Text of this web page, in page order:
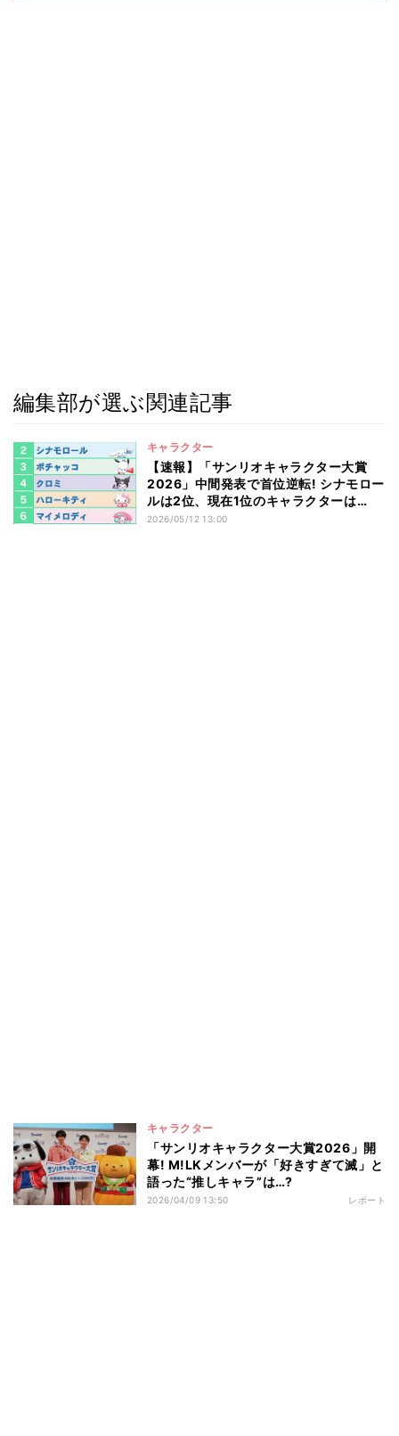
編集部が選ぶ関連記事
キャラクター
【速報】「サンリオキャラクター大賞
2026」中間発表で首位逆転! シナモロー
ルは2位、現在1位のキャラクターは…
2026/05/12 13:00
キャラクター
「サンリオキャラクター大賞2026」開
幕! M!LKメンバーが「好きすぎて滅」と
語った“推しキャラ”は…?
2026/04/09 13:50 レポート